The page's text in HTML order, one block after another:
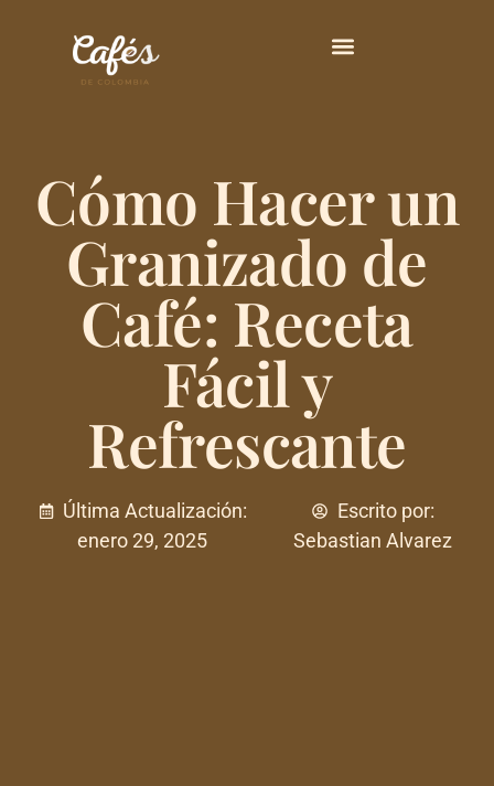
Cómo Hacer un
Granizado de
Café: Receta
Fácil y
Refrescante
Última Actualización:
enero 29, 2025
Escrito por:
Sebastian Alvarez